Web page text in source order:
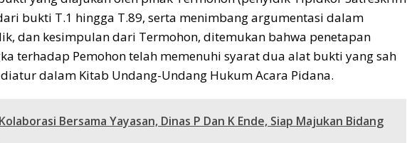
bukti T.1 hingga T.89, serta menimbang argumentasi dalam
dan kesimpulan dari Termohon, ditemukan bahwa penetapan
terhadap Pemohon telah memenuhi syarat dua alat bukti yang sah
dalam Kitab Undang-Undang Hukum Acara Pidana.
Kolaborasi Bersama Yayasan, Dinas P Dan K Ende, Siap Majukan Bidang